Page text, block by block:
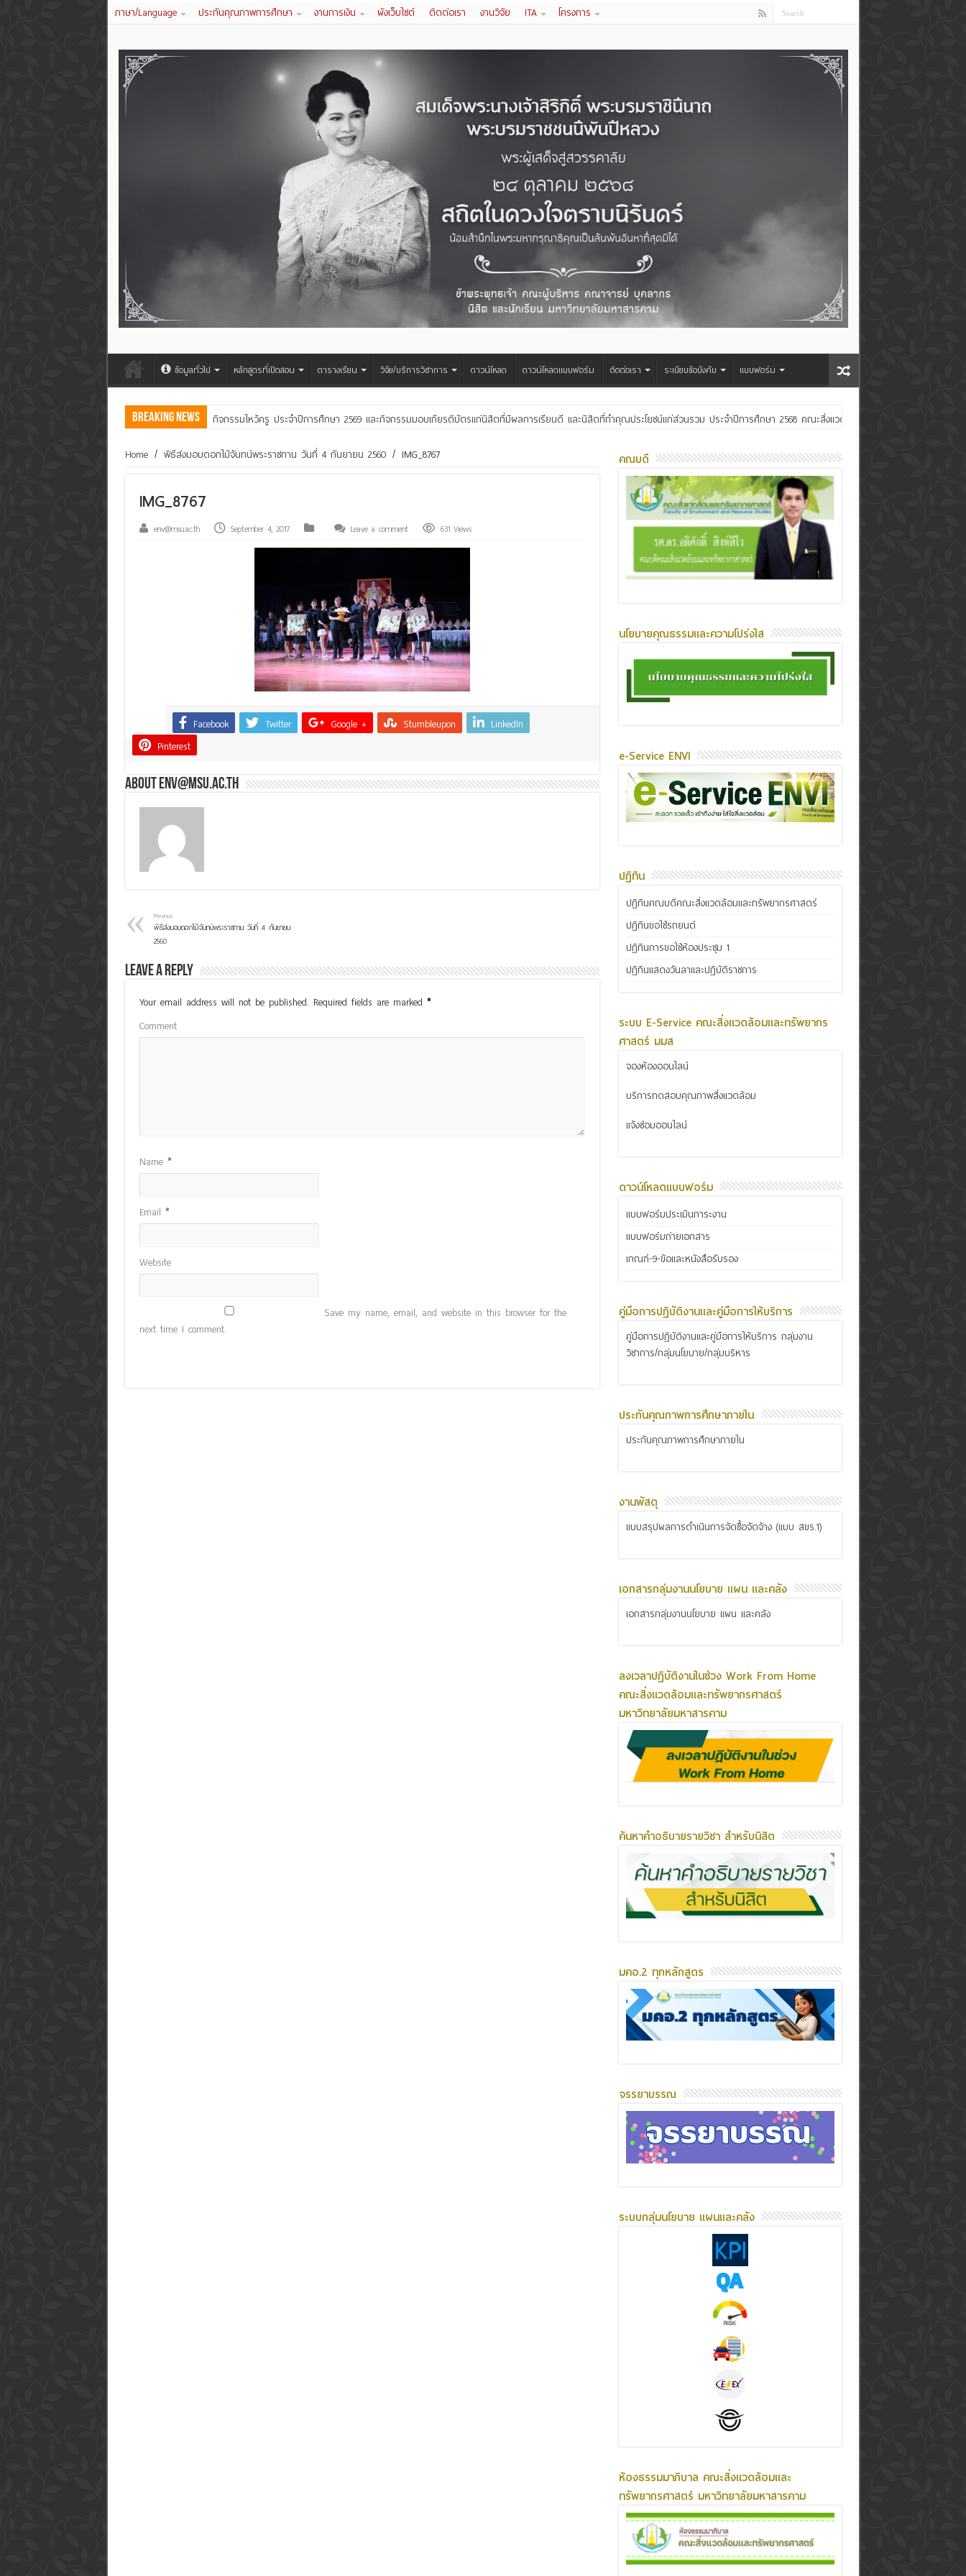
ภาษา/Language ประกันคุณภาพการศึกษา งานการเงิน ผังเว็บไซต์ ติดต่อเรา งานวิจัย ITA โครงการ
ข้อมูลทั่วไป หลักสูตรที่เปิดสอน ตารางเรียน วิจัย/บริการวิชาการ ดาวน์โหลด ดาวน์โหลดแบบฟอร์ม ติดต่อเรา ระเบียบข้อบังคับ แบบฟอร์ม
Breaking News กิจกรรมไหว้ครู ประจำปีการศึกษา 2569 และกิจกรรมมอบเกียรติบัตรแก่นิสิตที่มีผลการเรียนดี และนิสิตที่ทำคุณประโยชน์แก่ส่วนรวม ประจำปีการศึกษา 2568 คณะสิ่งแวดล้อมและทรัพยากรศาสตร์
คณะสิ่งแวดล้อมฯ มมส ร่วมสืบสานประเพณีฮีตเดือน ๘ ถวายเทียนพรรษา ๒๙ วัด เฉลิมพระเกียรติพระบาทสมเด็จพระเจ้าอยู่หัว
Home / พิธีส่งมอบดอกไม้จันทน์พระราชทาน วันที่ 4 กันยายน 2560 / IMG_8767
IMG_8767
env@msu.ac.th September 4, 2017 Leave a comment 631 Views
Facebook Twitter Google + Stumbleupon
LinkedIn
Pinterest
About env@msu.ac.th
Previous
พิธีส่งมอบดอกไม้จันทน์พระราชทาน วันที่ 4 กันยายน
2560
Leave a Reply
Your email address will not be published. Required fields are marked *
Comment
Name *
Email *
Website
Save my name, email, and website in this browser for the
next time I comment.
คณบดี
นโยบายคุณธรรมและความโปร่งใส
e-Service ENVI
ปฏิทิน
ปฏิทินคณบดีคณะสิ่งแวดล้อมและทรัพยากรศาสตร์
ปฏิทินขอใช้รถยนต์
ปฏิทินการขอใช้ห้องประชุม 1
ปฏิทินแสดงวันลาและปฏิบัติราชการ
ระบบ E-Service คณะสิ่งแวดล้อมและทรัพยากร
ศาสตร์ มมส
จองห้องออนไลน์
บริการทดสอบคุณภาพสิ่งแวดล้อม
แจ้งซ่อมออนไลน์
ดาวน์โหลดแบบฟอร์ม
แบบฟอร์มประเมินภาระงาน
แบบฟอร์มถ่ายเอกสาร
เกณฑ์-9-ข้อและหนังสือรับรอง
คู่มือการปฏิบัติงานและคู่มือการให้บริการ
คู่มือการปฏิบัติงานและคู่มือการให้บริการ กลุ่มงาน
วิชาการ/กลุ่มนโยบาย/กลุ่มบริหาร
ประกันคุณภาพการศึกษาภายใน
ประกันคุณภาพการศึกษาภายใน
งานพัสดุ
แบบสรุปผลการดำเนินการจัดซื้อจัดจ้าง (แบบ สขร.1)
เอกสารกลุ่มงานนโยบาย แผน และคลัง
เอกสารกลุ่มงานนโยบาย แผน และคลัง
ลงเวลาปฏิบัติงานในช่วง Work From Home
คณะสิ่งแวดล้อมและทรัพยากรศาสตร์
มหาวิทยาลัยมหาสารคาม
ค้นหาคำอธิบายรายวิชา สำหรับนิสิต
มคอ.2 ทุกหลักสูตร
จรรยาบรรณ
ระบบกลุ่มนโยบาย แผนและคลัง
ห้องธรรมมาภิบาล คณะสิ่งแวดล้อมและ
ทรัพยากรศาสตร์ มหาวิทยาลัยมหาสารคาม